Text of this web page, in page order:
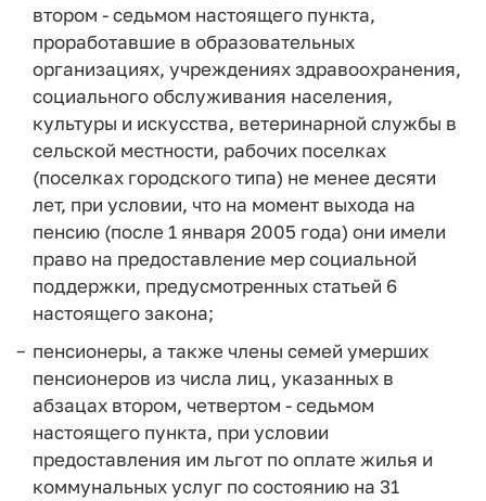
втором - седьмом настоящего пункта,
проработавшие в образовательных
организациях, учреждениях здравоохранения,
социального обслуживания населения,
культуры и искусства, ветеринарной службы в
сельской местности, рабочих поселках
(поселках городского типа) не менее десяти
лет, при условии, что на момент выхода на
пенсию (после 1 января 2005 года) они имели
право на предоставление мер социальной
поддержки, предусмотренных статьей 6
настоящего закона;
пенсионеры, а также члены семей умерших
пенсионеров из числа лиц, указанных в
абзацах втором, четвертом - седьмом
настоящего пункта, при условии
предоставления им льгот по оплате жилья и
коммунальных услуг по состоянию на 31